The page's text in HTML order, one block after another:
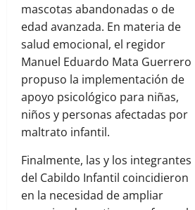
mascotas abandonadas o de
edad avanzada. En materia de
salud emocional, el regidor
Manuel Eduardo Mata Guerrero
propuso la implementación de
apoyo psicológico para niñas,
niños y personas afectadas por
maltrato infantil.
Finalmente, las y los integrantes
del Cabildo Infantil coincidieron
en la necesidad de ampliar